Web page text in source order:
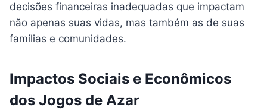
decisões financeiras inadequadas que impactam
não apenas suas vidas, mas também as de suas
famílias e comunidades.
Impactos Sociais e Econômicos
dos Jogos de Azar